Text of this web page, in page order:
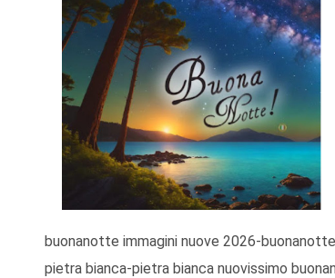
buonanotte immagini nuove 2026-buonanotte bellissimi-la pietra bianca immagini gratis per whatsapp-nuovissimi buonanotte la
pietra bianca-pietra bianca nuovissimo